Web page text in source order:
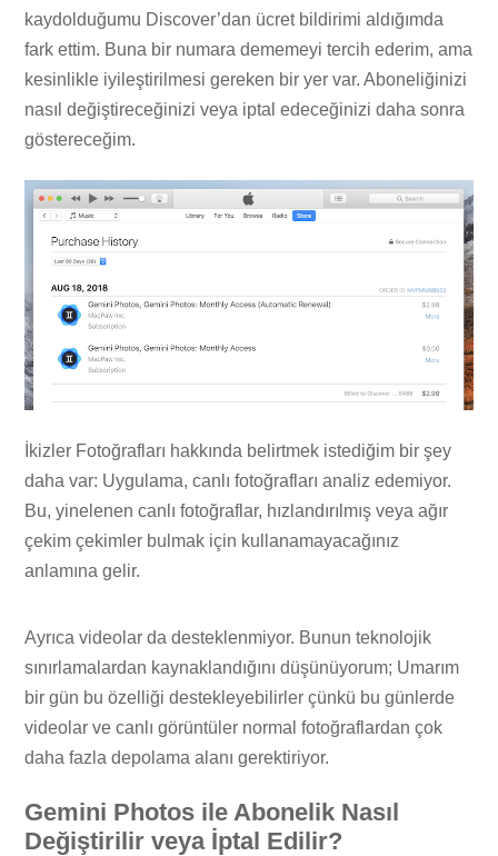
kaydolduğumu Discover’dan ücret bildirimi aldığımda
fark ettim. Buna bir numara dememeyi tercih ederim, ama
kesinlikle iyileştirilmesi gereken bir yer var. Aboneliğinizi
nasıl değiştireceğinizi veya iptal edeceğinizi daha sonra
göstereceğim.
İkizler Fotoğrafları hakkında belirtmek istediğim bir şey
daha var: Uygulama, canlı fotoğrafları analiz edemiyor.
Bu, yinelenen canlı fotoğraflar, hızlandırılmış veya ağır
çekim çekimler bulmak için kullanamayacağınız
anlamına gelir.
Ayrıca videolar da desteklenmiyor. Bunun teknolojik
sınırlamalardan kaynaklandığını düşünüyorum; Umarım
bir gün bu özelliği destekleyebilirler çünkü bu günlerde
videolar ve canlı görüntüler normal fotoğraflardan çok
daha fazla depolama alanı gerektiriyor.
Gemini Photos ile Abonelik Nasıl
Değiştirilir veya İptal Edilir?